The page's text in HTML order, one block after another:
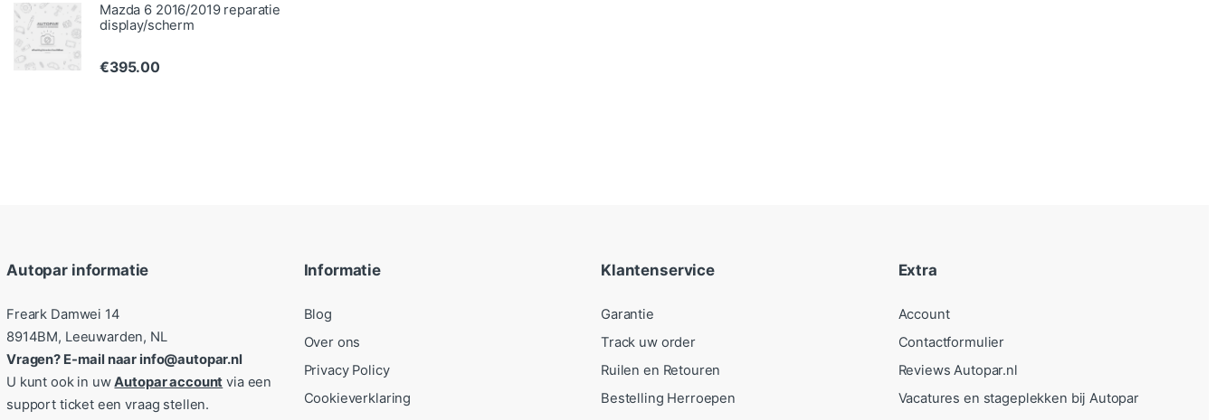
Mazda 6 2016/2019 reparatie
display/scherm
€395.00
Autopar informatie
Freark Damwei 14
8914BM, Leeuwarden, NL
Vragen? E-mail naar info@autopar.nl
U kunt ook in uwAutopar account via een
support ticket een vraag stellen.
Informatie
Blog
Over ons
Privacy Policy
Cookieverklaring
Klantenservice
Garantie
Track uw order
Ruilen en Retouren
Bestelling Herroepen
Extra
Account
Contactformulier
Reviews Autopar.nl
Vacatures en stageplekken bij Autopar